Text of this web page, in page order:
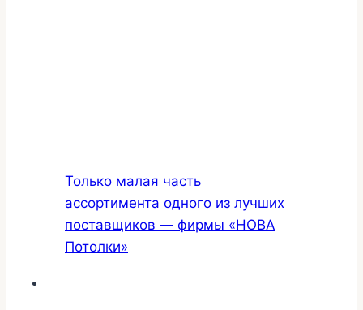
Только малая часть
ассортимента одного из лучших
поставщиков — фирмы «НОВА
Потолки»